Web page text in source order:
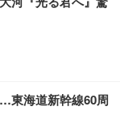
東海道新幹線60周